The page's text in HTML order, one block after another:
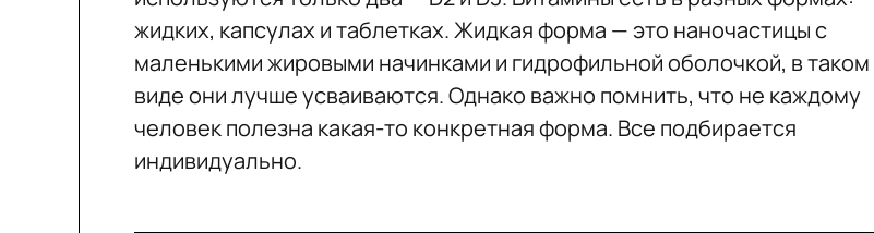
жидких, капсулах и таблетках. Жидкая форма — это наночастицы с
маленькими жировыми начинками и гидрофильной оболочкой, в таком
виде они лучше усваиваются. Однако важно помнить, что не каждому
человек полезна какая-то конкретная форма. Все подбирается
индивидуально.